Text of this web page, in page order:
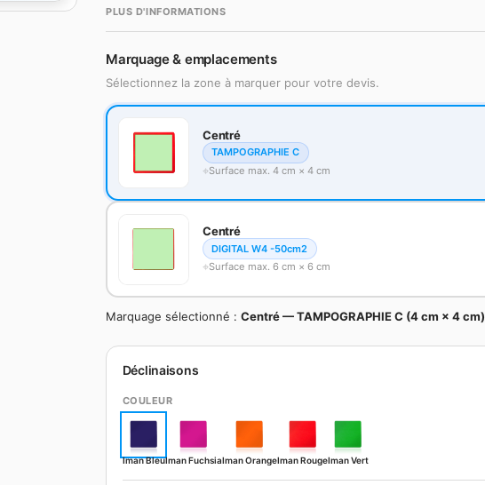
PLUS D'INFORMATIONS
Marquage & emplacements
Sélectionnez la zone à marquer pour votre devis.
Centré
TAMPOGRAPHIE C
Surface max. 4 cm × 4 cm
Centré
DIGITAL W4 -50cm2
Surface max. 6 cm × 6 cm
Marquage sélectionné :Centré — TAMPOGRAPHIE C (4 cm × 4 cm)
Déclinaisons
COULEUR
Iman BleuIman FuchsiaIman OrangeIman RougeIman Vert